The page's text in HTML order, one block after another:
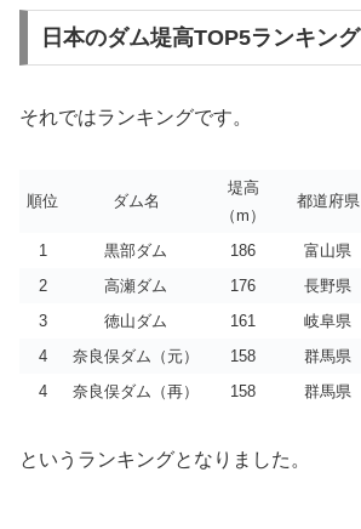
日本のダム堤高TOP5ランキング
それではランキングです。
順位 ダム名
堤高
（m）
都道府県
1 黒部ダム 186
富山県
2
高瀬ダム 176
長野県
3
徳山ダム 161
岐阜県
4
奈良俣ダム（元） 158
群馬県
4
奈良俣ダム（再） 158 群馬県
というランキングとなりました。